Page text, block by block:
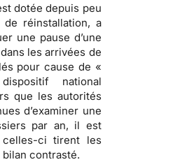
dotée depuis peu
de réinstallation, a
une pause d’une
les arrivées de
pour cause de «
national
que les autorités
d’examiner une
par an, il est
celles-ci tirent les
bilan contrasté.